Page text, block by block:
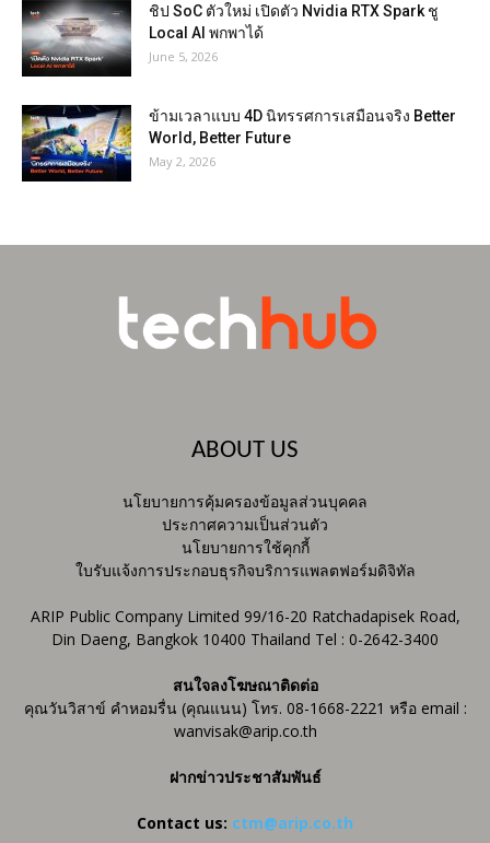
ชิป SoC ตัวใหม่ เปิดตัว Nvidia RTX Spark ชู
Local AI พกพาได้
June 5, 2026
ข้ามเวลาแบบ 4D นิทรรศการเสมือนจริง Better
World, Better Future
May 2, 2026
ABOUT US
นโยบายการคุ้มครองข้อมูลส่วนบุคคล
ประกาศความเป็นส่วนตัว
นโยบายการใช้คุกกี้
ใบรับแจ้งการประกอบธุรกิจบริการแพลตฟอร์มดิจิทัล
ARIP Public Company Limited 99/16-20 Ratchadapisek Road,
Din Daeng, Bangkok 10400 Thailand Tel : 0-2642-3400
สนใจลงโฆษณาติดต่อ
คุณวันวิสาข์ คำหอมรื่น (คุณแนน) โทร. 08-1668-2221 หรือ email :
wanvisak@arip.co.th
ฝากข่าวประชาสัมพันธ์
Contact us: ctm@arip.co.th